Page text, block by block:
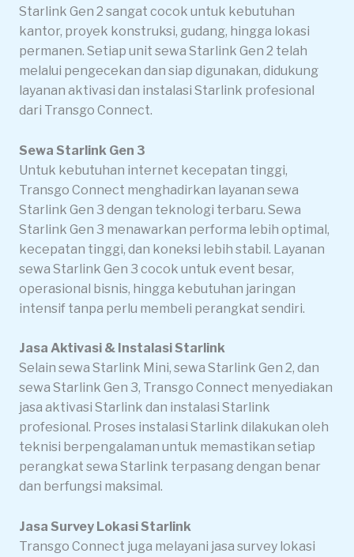
Starlink Gen 2 sangat cocok untuk kebutuhan
kantor, proyek konstruksi, gudang, hingga lokasi
permanen. Setiap unit sewa Starlink Gen 2 telah
melalui pengecekan dan siap digunakan, didukung
layanan aktivasi dan instalasi Starlink profesional
dari Transgo Connect.
Sewa Starlink Gen 3
Untuk kebutuhan internet kecepatan tinggi,
Transgo Connect menghadirkan layanan sewa
Starlink Gen 3 dengan teknologi terbaru. Sewa
Starlink Gen 3 menawarkan performa lebih optimal,
kecepatan tinggi, dan koneksi lebih stabil. Layanan
sewa Starlink Gen 3 cocok untuk event besar,
operasional bisnis, hingga kebutuhan jaringan
intensif tanpa perlu membeli perangkat sendiri.
Jasa Aktivasi & Instalasi Starlink
Selain sewa Starlink Mini, sewa Starlink Gen 2, dan
sewa Starlink Gen 3, Transgo Connect menyediakan
jasa aktivasi Starlink dan instalasi Starlink
profesional. Proses instalasi Starlink dilakukan oleh
teknisi berpengalaman untuk memastikan setiap
perangkat sewa Starlink terpasang dengan benar
dan berfungsi maksimal.
Jasa Survey Lokasi Starlink
Transgo Connect juga melayani jasa survey lokasi